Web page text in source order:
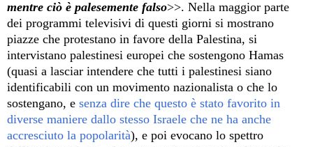
mentre ciò è palesemente falso>>. Nella maggior parte
dei programmi televisivi di questi giorni si mostrano
piazze che protestano in favore della Palestina, si
intervistano palestinesi europei che sostengono Hamas
(quasi a lasciar intendere che tutti i palestinesi siano
identificabili con un movimento nazionalista o che lo
sostengano, e senza dire che questo è stato favorito in
diverse maniere dallo stesso Israele che ne ha anche
accresciuto la popolarità), e poi evocano lo spettro